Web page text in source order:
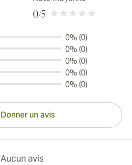
0/5
0% (0)
0% (0)
0% (0)
0% (0)
0% (0)
Donner un avis
Aucun avis